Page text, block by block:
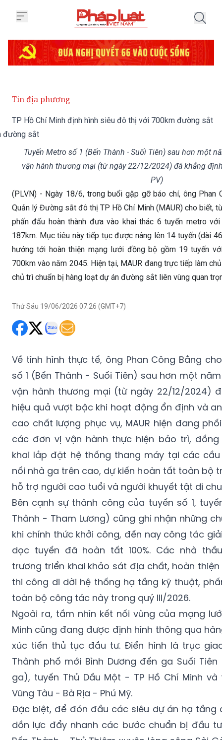
TP Hồ Chí Minh định hình siêu đô thị với 700km đường sắt
Tuyến Metro số 1 (Bến Thành - Suối Tiên) sau hơn một
vận hành thương mại (từ ngày 22/12/2024) đã khẳng
PV)
(PLVN) - Ngày 18/6, trong buổi gặp gỡ báo chí, ông Phan
Quản lý Đường sắt đô thị TP Hồ Chí Minh (MAUR) cho biết,
phấn đấu hoàn thành đưa vào khai thác 6 tuyến metro
187km. Mục tiêu này tiếp tục được nâng lên 14 tuyến (dài
hướng tới hoàn thiện mạng lưới đồng bộ gồm 19 tuyến
700km vào năm 2045. Hiện tại, MAUR đang trực tiếp làm
chủ trì chuẩn bị hàng loạt dự án đường sắt liên vùng quan
Thứ Sáu 19/06/2026 07:26 (GMT+7)
Về tình hình thực tế, ông Phan Công Bằng
vận hành thương mại (từ ngày 22/12/2024)
hiệu quả vượt bậc khi hoạt động ổn định và
cao chất lượng phục vụ, MAUR hiện đang
các đơn vị vận hành thực hiện bảo trì,
khai lắp đặt hệ thống thang máy tại các
nối nhà ga trên cao, dự kiến hoàn tất toàn bộ
hỗ trợ người cao tuổi và người khuyết tật di
Bên cạnh sự thành công của tuyến số 1,
Thành - Tham Lương) cũng ghi nhận những
khi chính thức khởi công, đến nay công tác
dọc tuyến đã hoàn tất 100%. Các nhà
trương triển khai khảo sát địa chất, hoàn
thi công di dời hệ thống hạ tầng kỹ thuật,
toàn bộ công tác này trong quý III/2026.
Ngoài ra, tầm nhìn kết nối vùng của mạng
Minh cũng đang được định hình thông qua
xúc tiến thủ tục đầu tư. Điển hình là trục
Thành phố mới Bình Dương đến ga Suối Tiên
ga), tuyến Thủ Dầu Một - TP Hồ Chí Minh
Vũng Tàu - Bà Rịa - Phú Mỹ.
Đặc biệt, để đón đầu các siêu dự án hạ tầng
dồn lực đẩy nhanh các bước chuẩn bị đầu
Bến Thành - Thủ Thiêm xuyên lòng sông Sài
nhà ga ngầm sâu kỷ lục 33m) nhằm kết nối